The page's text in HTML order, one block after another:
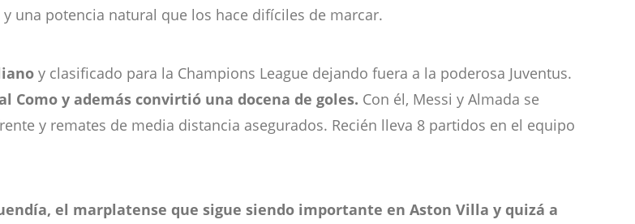
una potencia natural que los hace difíciles de marcar.
y clasificado para la Champions League dejando fuera a la poderosa Juventus.
Como y además convirtió una docena de goles. Con él, Messi y Almada se
y remates de media distancia asegurados. Recién lleva 8 partidos en el equipo
el marplatense que sigue siendo importante en Aston Villa y quizá a